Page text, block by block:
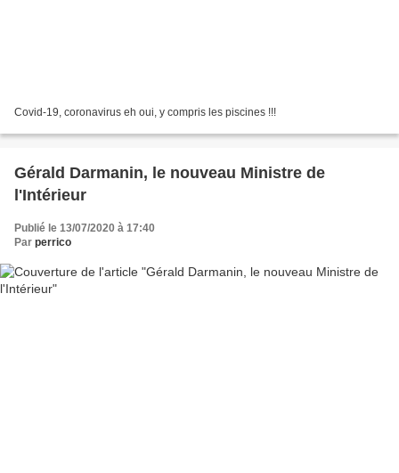
Covid-19, coronavirus eh oui, y compris les piscines !!!
Gérald Darmanin, le nouveau Ministre de
l'Intérieur
Publié le 13/07/2020 à 17:40
Par perrico